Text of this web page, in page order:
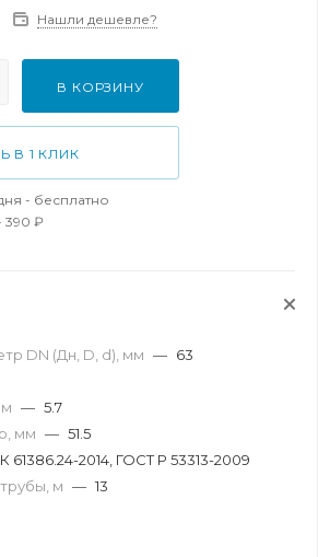
Нашли дешевле?
В КОРЗИНУ
В 1 КЛИК
- бесплатно
390 ₽
DN (Дн, D, d), мм — 63
— 5.7
мм — 51.5
2014, ГОСТ Р 53313-2009
м — 13